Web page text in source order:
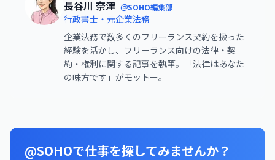
長谷川 奈津 ＠SOHO編集部
行政書士・元企業法務
企業法務で数多くのフリーランス契約を扱った
経験を活かし、フリーランス向けの法律・契
約・権利に関する記事を執筆。「法律はあなた
の味方です」がモットー。
@SOHOで仕事を探してみませんか？